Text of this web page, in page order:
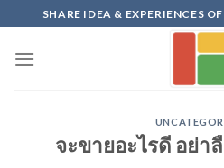
to
content
SHARE IDEA & EXPERIENCES
จะขายอะไรดี อย่